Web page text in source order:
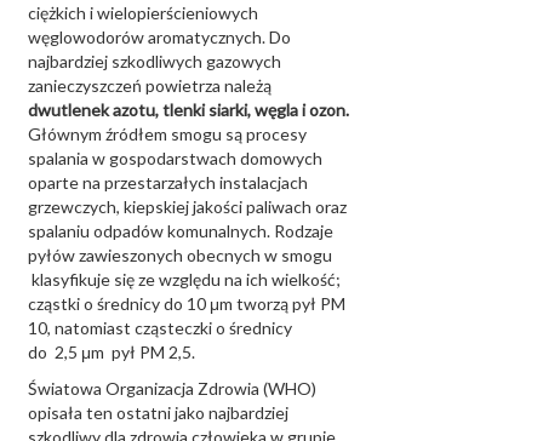
ciężkich i wielopierścieniowych
węglowodorów aromatycznych. Do
najbardziej szkodliwych gazowych
zanieczyszczeń powietrza należą
dwutlenek azotu, tlenki siarki, węgla i ozon.
Głównym źródłem smogu są procesy
spalania w gospodarstwach domowych
oparte na przestarzałych instalacjach
grzewczych, kiepskiej jakości paliwach oraz
spalaniu odpadów komunalnych. Rodzaje
pyłów zawieszonych obecnych w smogu
klasyfikuje się ze względu na ich wielkość;
cząstki o średnicy do 10 μm tworzą pył PM
10, natomiast cząsteczki o średnicy
do 2,5 μm pył PM 2,5.
Światowa Organizacja Zdrowia (WHO)
opisała ten ostatni jako najbardziej
szkodliwy dla zdrowia człowieka w grupie